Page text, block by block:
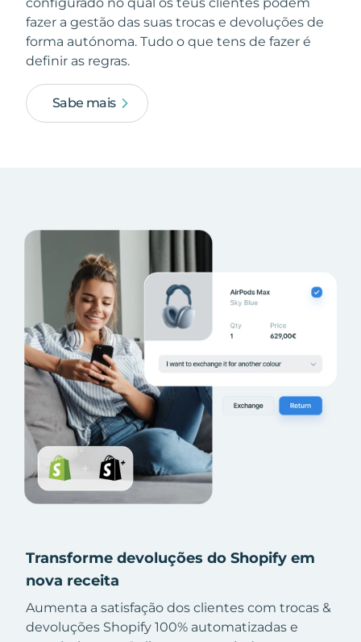
configurado no qual os teus clientes podem
fazer a gestão das suas trocas e devoluções de
forma autónoma. Tudo o que tens de fazer é
definir as regras.
Sabe mais
Transforme devoluções do Shopify em
nova receita
Aumenta a satisfação dos clientes com trocas &
devoluções Shopify 100% automatizadas e